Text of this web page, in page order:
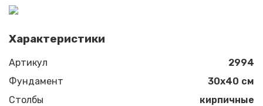
Характеристики
Артикул
2994
Фундамент
30x40 см
Столбы
кирпичные